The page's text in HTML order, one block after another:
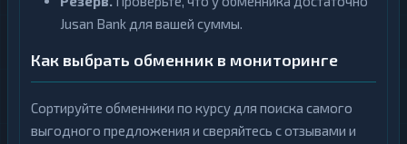
Jusan Bank для вашей суммы.
Как выбрать обменник в мониторинге
Сортируйте обменники по курсу для поиска самого
выгодного предложения и сверяйтесь с отзывами и